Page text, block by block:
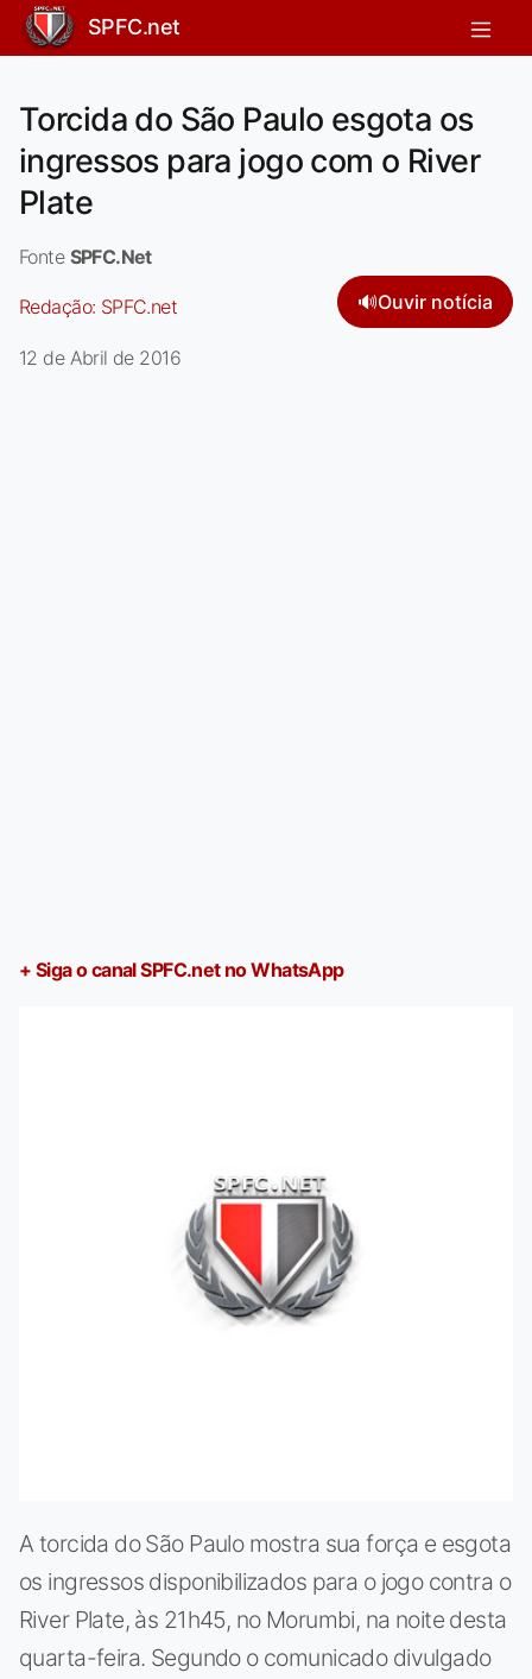
SPFC.net
Torcida do São Paulo esgota os
ingressos para jogo com o River
Plate
Fonte SPFC.Net
Redação: SPFC.net 🔊Ouvir notícia
12 de Abril de 2016
+ Siga o canal SPFC.net no WhatsApp
A torcida do São Paulo mostra sua força e esgota
os ingressos disponibilizados para o jogo contra o
River Plate, às 21h45, no Morumbi, na noite desta
quarta-feira. Segundo o comunicado divulgado